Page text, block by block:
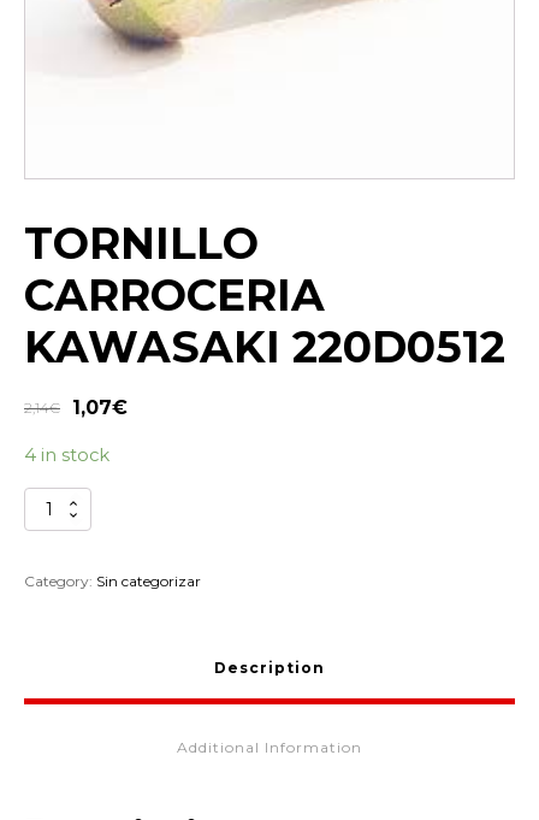
TORNILLO
CARROCERIA
KAWASAKI 220D0512
2,14€ 1,07€
4 in stock
TORNILLO
CARROCERIA
220D0512
Category: Sin categorizar
Description
Additional Information